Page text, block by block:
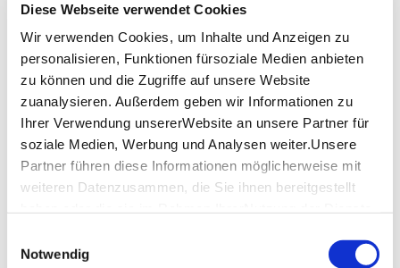
Diese Webseite verwendet Cookies
Wir verwenden Cookies, um Inhalte und Anzeigen zu
personalisieren, Funktionen fürsoziale Medien anbieten
zu können und die Zugriffe auf unsere Website
zuanalysieren. Außerdem geben wir Informationen zu
Ihrer Verwendung unsererWebsite an unsere Partner für
soziale Medien, Werbung und Analysen weiter.Unsere
Partner führen diese Informationen möglicherweise mit
weiteren Datenzusammen, die Sie ihnen bereitgestellt
Impressum
Notwendig
satte Gesichter. Bei Kaiserwetter genießen Gäste die
schwäbischen und internationalen Speisen auf der
Gartenterrasse unter den Platanen und lassen den
Blick ins Grüne wandern.
Wiese in Action, Schloss auf
Achse.